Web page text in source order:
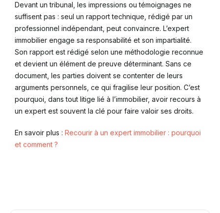
Devant un tribunal, les impressions ou témoignages ne
suffisent pas : seul un rapport technique, rédigé par un
professionnel indépendant, peut convaincre. L’expert
immobilier engage sa responsabilité et son impartialité.
Son rapport est rédigé selon une méthodologie reconnue
et devient un élément de preuve déterminant. Sans ce
document, les parties doivent se contenter de leurs
arguments personnels, ce qui fragilise leur position. C’est
pourquoi, dans tout litige lié à l’immobilier, avoir recours à
un expert est souvent la clé pour faire valoir ses droits.
En savoir plus : Recourir à un expert immobilier : pourquoi
et comment ?